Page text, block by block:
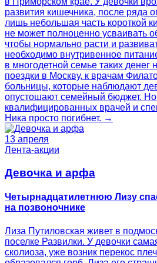
развития кишечника, после ряда
лишь небольшая часть короткой
не может полноценно усваивать
чтобы нормально расти и
необходимо внутривенное
в многодетной семье таких денег
поездки в Москву, к врачам
больницы, которые наблюдают
опустошают семейный бюджет. Но
квалифицированных врачей и
Ника просто погибнет. →
13 апреля
Лента-акции
Девочка и арфа
Четырнадцатилетнюю Лизу
на позвоночнике
Лиза Путиловская живет в
поселке Развилки. У девочки
сколиоза, уже возник перекос